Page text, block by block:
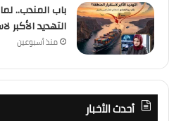
باب المندب..
التهديد الأكبر
منذ أسبوعين
أحدث الأخبار